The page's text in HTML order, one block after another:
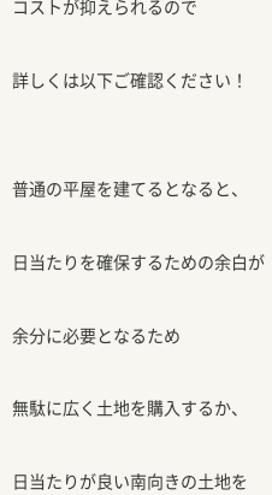
コストが抑えられるので
詳しくは以下ご確認ください！
普通の平屋を建てるとなると、
日当たりを確保するための余白が
余分に必要となるため
無駄に広く土地を購入するか、
日当たりが良い南向きの土地を